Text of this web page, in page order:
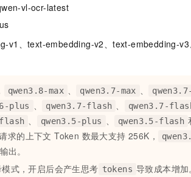
vl-ocr-latest
v1、text-embedding-v2、text-embedding-
qwen3.8-max qwen3.7-max
qwen3.7-
plus qwen3.7-flash
qwen3.7-
flash qwen3.5-plus qwen3.5-flash
求的上下文 Token 数最大支持 256K，
出。
式，开启后会产生思考 tokens 导致成本增加。